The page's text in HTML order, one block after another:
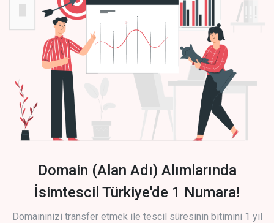
Domain (Alan Adı) Alımlarında
İsimtescil Türkiye'de 1 Numara!
Domaininizi transfer etmek ile tescil süresinin bitimini 1 yıl